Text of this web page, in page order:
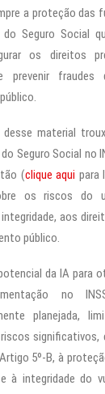
a proteção das
do Seguro Social
os direitos
prevenir fraudes
material
Seguro Social no
(clique aqui para
os riscos do
aos
público.
da IA para
no
planejada,
significativos,
5º-B, à
à integridade do